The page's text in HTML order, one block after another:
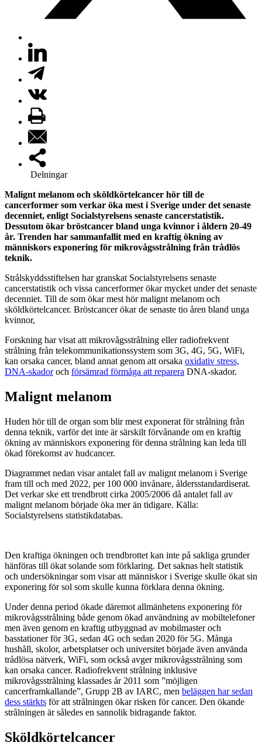
Delningar
Malignt melanom och sköldkörtelcancer hör till de
cancerformer som verkar öka mest i Sverige under det senaste
decenniet, enligt Socialstyrelsens senaste cancerstatistik.
Dessutom ökar bröstcancer bland unga kvinnor i åldern 20-49
år. Trenden har sammanfallit med en kraftig ökning av
människors exponering för mikrovågsstrålning från trådlös
teknik.
Strålskyddsstiftelsen har granskat Socialstyrelsens senaste
cancerstatistik och vissa cancerformer ökar mycket under det senaste
decenniet. Till de som ökar mest hör malignt melanom och
sköldkörtelcancer. Bröstcancer ökar de senaste tio åren bland unga
kvinnor,
Forskning har visat att mikrovågsstrålning eller radiofrekvent
strålning från telekommunikationssystem som 3G, 4G, 5G, WiFi,
kan orsaka cancer, bland annat genom att orsaka oxidativ stress,
DNA-skadoroch försämrad förmåga att reparera DNA-skador.
Malignt melanom
Huden hör till de organ som blir mest exponerat för strålning från
denna teknik, varför det inte är särskilt förvånande om en kraftig
ökning av människors exponering för denna strålning kan leda till
ökad förekomst av hudcancer.
Diagrammet nedan visar antalet fall av malignt melanom i Sverige
fram till och med 2022, per 100 000 invånare, åldersstandardiserat.
Det verkar ske ett trendbrott cirka 2005/2006 då antalet fall av
malignt melanom började öka mer än tidigare. Källa:
Socialstyrelsens statistikdatabas.
Den kraftiga ökningen och trendbrottet kan inte på sakliga grunder
hänföras till ökat solande som förklaring. Det saknas helt statistik
och undersökningar som visar att människor i Sverige skulle ökat sin
exponering för sol som skulle kunna förklara denna ökning.
Under denna period ökade däremot allmänhetens exponering för
mikrovågsstrålning både genom ökad användning av mobiltelefoner
men även genom en kraftig utbyggnad av mobilmaster och
basstationer för 3G, sedan 4G och sedan 2020 för 5G. Många
hushåll, skolor, arbetsplatser och universitet började även använda
trådlösa nätverk, WiFi, som också avger mikrovågsstrålning som
kan orsaka cancer. Radiofrekvent strålning inklusive
mikrovågsstrålning klassades år 2011 som ”möjligen
cancerframkallande”, Grupp 2B av IARC, men beläggen har sedan
dess stärkts för att strålningen ökar risken för cancer. Den ökande
strålningen är således en sannolik bidragande faktor.
Sköldkörtelcancer